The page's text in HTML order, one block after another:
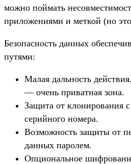
можно поймать
приложениями и меткой (но
Безопасность данных
путями:
Малая дальность
— очень приватная зона.
Защита от клонирования
серийного номера.
Возможность защиты от
данных паролем.
Опциональное